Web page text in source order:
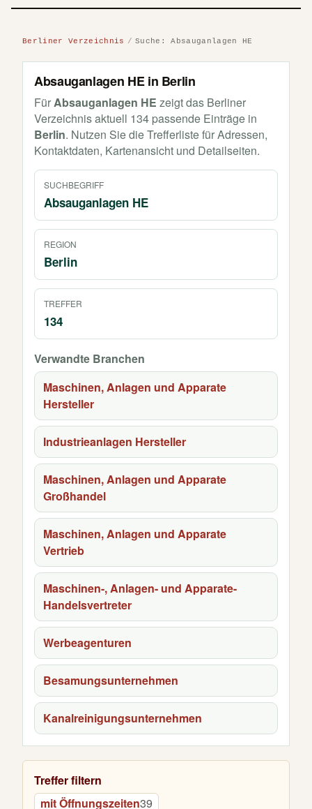
Berliner Verzeichnis Suche: Absauganlagen HE
Absauganlagen HE in Berlin
FürAbsauganlagen HE zeigt das Berliner
Verzeichnis aktuell 134 passende Einträge in
Berlin. Nutzen Sie die Trefferliste für Adressen,
Kontaktdaten, Kartenansicht und Detailseiten.
SUCHBEGRIFF
Absauganlagen HE
REGION
Berlin
TREFFER
134
Verwandte Branchen
Maschinen, Anlagen und Apparate
Hersteller
Industrieanlagen Hersteller
Maschinen, Anlagen und Apparate
Großhandel
Maschinen, Anlagen und Apparate
Vertrieb
Maschinen-, Anlagen- und Apparate-
Handelsvertreter
Werbeagenturen
Besamungsunternehmen
Kanalreinigungsunternehmen
Treffer filtern
mit Öffnungszeiten39